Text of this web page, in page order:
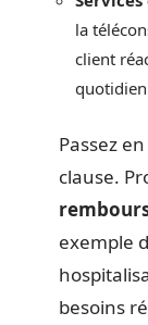
la
client
Passez
clause.
exemple
besoins